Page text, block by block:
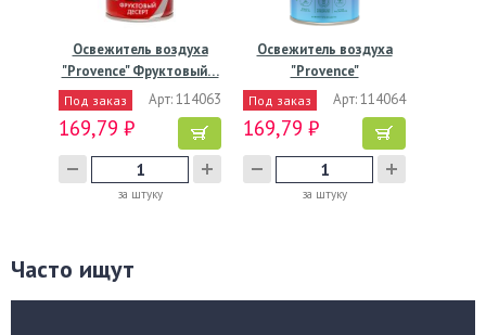
Освежитель воздуха
"Provence" Фруктовый…
Под заказ Арт: 114063
169,79 ₽
за штуку
Освежитель воздуха
"Provence"
Королевская…
Под заказ Арт: 114064
169,79 ₽
за штуку
Часто ищут